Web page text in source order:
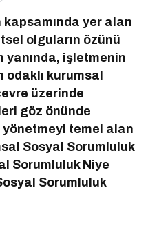
yer alan
olguların özünü
yanında, işletmenin
kurumsal
üzerinde
göz önünde
temel alan
Sosyal Sorumluluk
Sorumluluk Niye
Sorumluluk